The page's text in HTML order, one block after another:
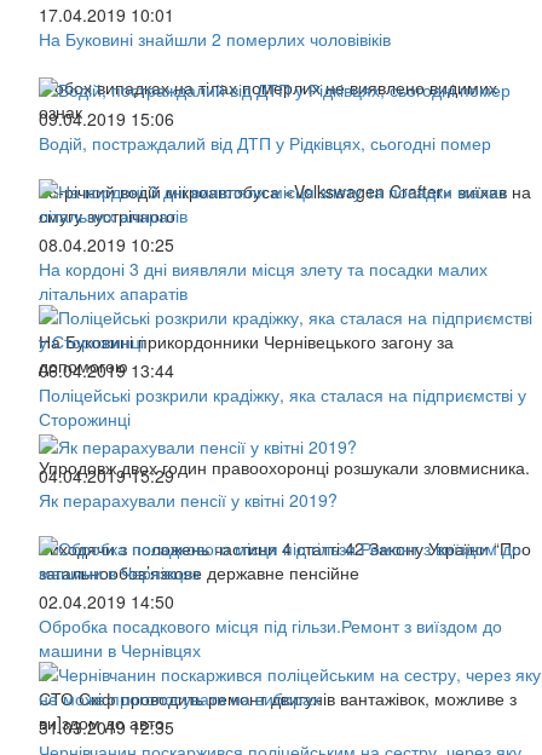
17.04.2019 10:01
На Буковині знайшли 2 померлих чоловівіків
В обох випадках на тілах померлих не виявлено видимих
ознак
09.04.2019 15:06
Водій, постраждалий від ДТП у Рідківцях, сьогодні помер
26-річний водій мікроавтобуса «Volkswagen Crafter» виїхав на
смугу зустрічного
08.04.2019 10:25
На кордоні 3 дні виявляли місця злету та посадки малих
літальних апаратів
На Буковині прикордонники Чернівецького загону за
допомогою
06.04.2019 13:44
Поліцейські розкрили крадіжку, яка сталася на підприємстві у
Сторожинці
Упродовж двох годин правоохоронці розшукали зловмисника.
04.04.2019 15:29
Як перарахували пенсії у квітні 2019?
Виходячи з положень частини 4 статті 42 Закону України “Про
загальнообов’язкове державне пенсійне
02.04.2019 14:50
Обробка посадкового місця під гільзи.Ремонт з виїздом до
машини в Чернівцях
СТО Скіф проводить ремонт двигунів вантажівок, можливе з
ви]здом до авто.
31.03.2019 12:35